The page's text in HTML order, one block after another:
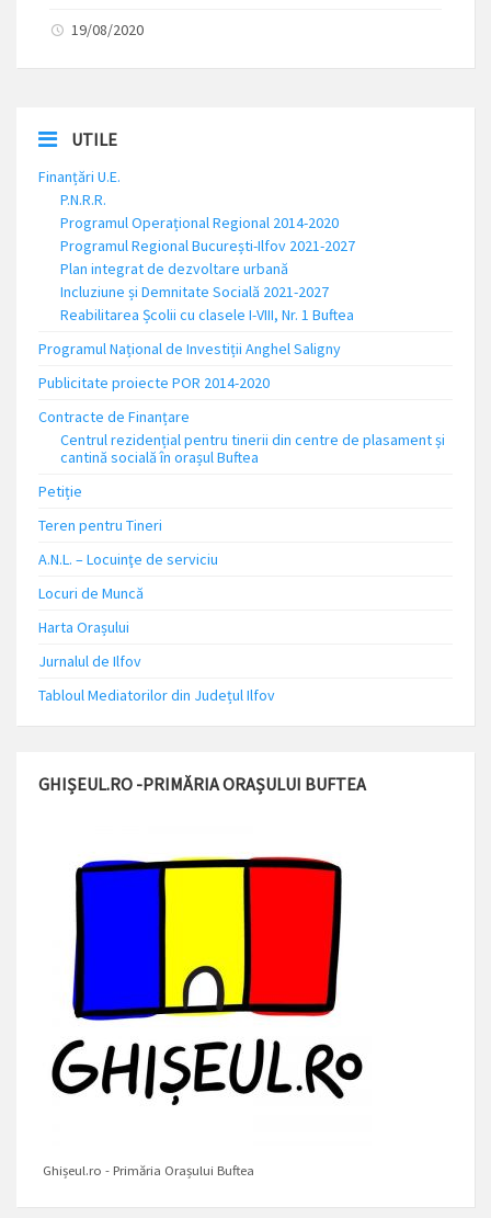
19/08/2020
UTILE
Finanțări U.E.
P.N.R.R.
Programul Operațional Regional 2014-2020
Programul Regional București-Ilfov 2021-2027
Plan integrat de dezvoltare urbană
Incluziune și Demnitate Socială 2021-2027
Reabilitarea Școlii cu clasele I-VIII, Nr. 1 Buftea
Programul Național de Investiții Anghel Saligny
Publicitate proiecte POR 2014-2020
Contracte de Finanțare
Centrul rezidențial pentru tinerii din centre de plasament și
cantină socială în orașul Buftea
Petiție
Teren pentru Tineri
A.N.L. – Locuinţe de serviciu
Locuri de Muncă
Harta Orașului
Jurnalul de Ilfov
Tabloul Mediatorilor din Județul Ilfov
GHIȘEUL.RO -PRIMĂRIA ORAȘULUI BUFTEA
Ghișeul.ro - Primăria Orașului Buftea